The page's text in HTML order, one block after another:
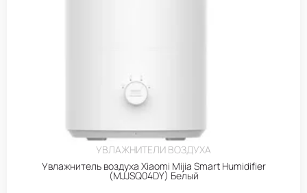
УВЛАЖНИТЕЛИ ВОЗДУХА
Увлажнитель воздуха Xiaomi Mijia Smart Humidifier
(MJJSQ04DY) Белый